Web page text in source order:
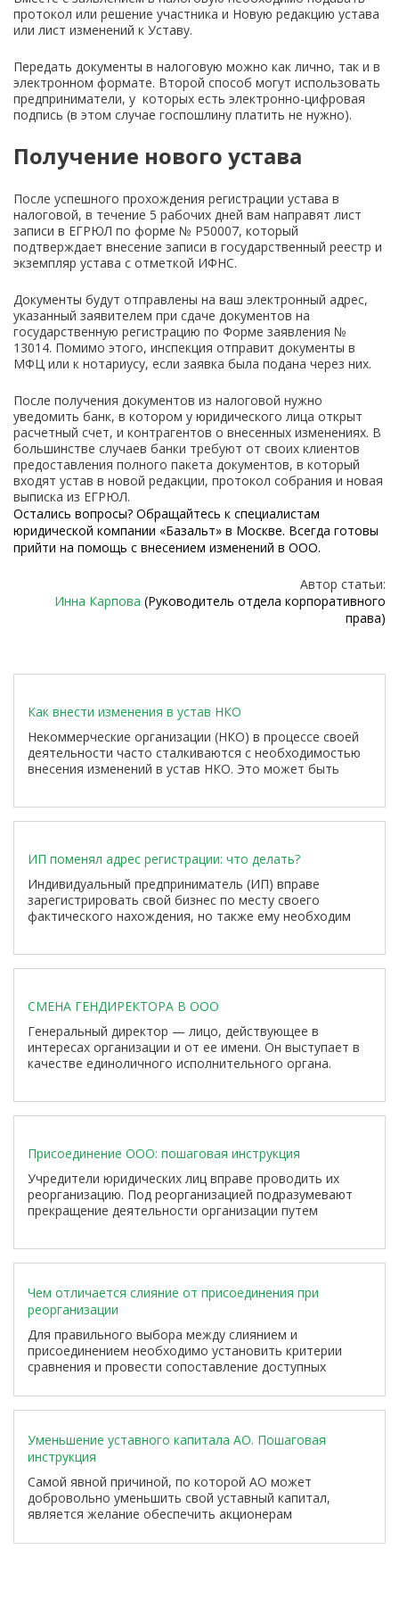
протокол или решение участника и Новую редакцию устава
или лист изменений к Уставу.
Передать документы в налоговую можно как лично, так и в
электронном формате. Второй способ могут использовать
предприниматели, у которых есть электронно-цифровая
подпись (в этом случае госпошлину платить не нужно).
Получение нового устава
После успешного прохождения регистрации устава в
налоговой, в течение 5 рабочих дней вам направят лист
записи в ЕГРЮЛ по форме № Р50007, который
подтверждает внесение записи в государственный реестр и
экземпляр устава с отметкой ИФНС.
Документы будут отправлены на ваш электронный адрес,
указанный заявителем при сдаче документов на
государственную регистрацию по Форме заявления №
13014. Помимо этого, инспекция отправит документы в
МФЦ или к нотариусу, если заявка была подана через них.
После получения документов из налоговой нужно
уведомить банк, в котором у юридического лица открыт
расчетный счет, и контрагентов о внесенных изменениях. В
большинстве случаев банки требуют от своих клиентов
предоставления полного пакета документов, в который
входят устав в новой редакции, протокол собрания и новая
выписка из ЕГРЮЛ.
Остались вопросы? Обращайтесь к специалистам
юридической компании «Базальт» в Москве. Всегда готовы
прийти на помощь с внесением изменений в ООО.
Автор статьи:
Инна Карпова (Руководитель отдела корпоративного
права)
Как внести изменения в устав НКО
Некоммерческие организации (НКО) в процессе своей
деятельности часто сталкиваются с необходимостью
внесения изменений в устав НКО. Это может быть
учредителей или изменение предмета деятельности.
с действительностью и избежать споров со стороны
контролирующих органов.
ИП поменял адрес регистрации: что делать?
Индивидуальный предприниматель (ИП) вправе
зарегистрировать свой бизнес по месту своего
фактического нахождения, но также ему необходим
предпринимательской деятельности.
СМЕНА ГЕНДИРЕКТОРА В ООО
Генеральный директор — лицо, действующее в
интересах организации и от ее имени. Он выступает в
качестве единоличного исполнительного органа.
полномочия.
Присоединение ООО: пошаговая инструкция
Учредители юридических лиц вправе проводить их
реорганизацию. Под реорганизацией подразумевают
прекращение деятельности организации путем
Чем отличается слияние от присоединения при
реорганизации
Для правильного выбора между слиянием и
присоединением необходимо установить критерии
сравнения и провести сопоставление доступных
риски, связанные с каждой из этих форм
реорганизации.
Уменьшение уставного капитала АО. Пошаговая
инструкция
Самой явной причиной, по которой АО может
добровольно уменьшить свой уставный капитал,
является желание обеспечить акционерам
достаточного уровня прибыли. Однако, будь то